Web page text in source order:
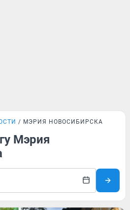
МЭРИЯ НОВОСИБИРСКА
Мэрия